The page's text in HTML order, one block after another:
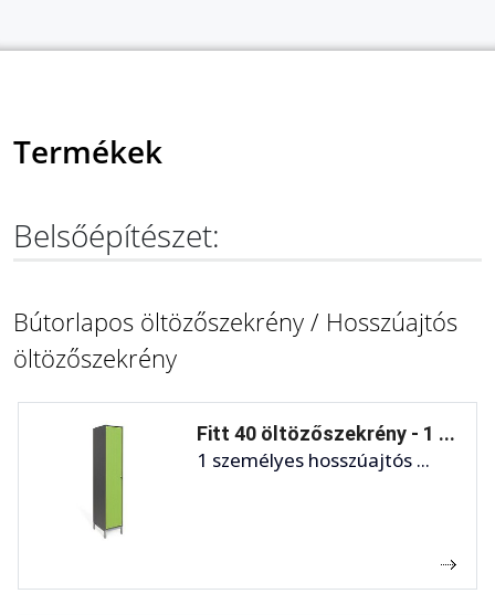
Termékek
Belsőépítészet:
Bútorlapos öltözőszekrény / Hosszúajtós
öltözőszekrény
Fitt 40 öltözőszekrény - 1 ...
1 személyes hosszúajtós ...